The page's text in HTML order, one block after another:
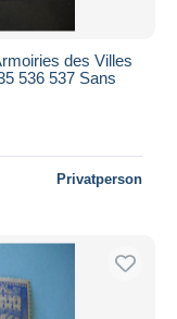
des Villes
536 537 Sans
Privatperson